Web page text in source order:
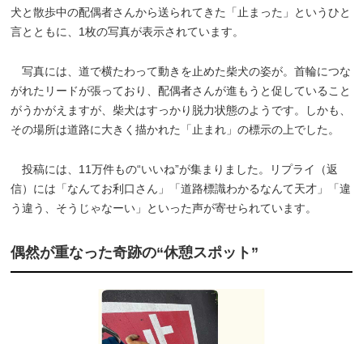
犬と散歩中の配偶者さんから送られてきた「止まった」というひと
言とともに、1枚の写真が表示されています。
写真には、道で横たわって動きを止めた柴犬の姿が。首輪につな
がれたリードが張っており、配偶者さんが進もうと促していること
がうかがえますが、柴犬はすっかり脱力状態のようです。しかも、
その場所は道路に大きく描かれた「止まれ」の標示の上でした。
投稿には、11万件もの“いいね”が集まりました。リプライ（返
信）には「なんてお利口さん」「道路標識わかるなんて天才」「違
う違う、そうじゃなーい」といった声が寄せられています。
偶然が重なった奇跡の“休憩スポット”